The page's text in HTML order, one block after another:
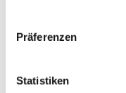
Präferenzen
Statistiken